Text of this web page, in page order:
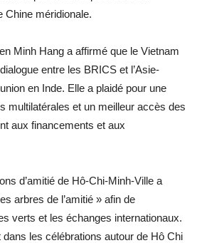
Chine méridionale.
Minh Hang a affirmé que le Vietnam
entre les BRICS et l’Asie-
en Inde. Elle a plaidé pour une
multilatérales et un meilleur accès des
aux financements et aux
d’amitié de Hô-Chi-Minh-Ville a
arbres de l’amitié » afin de
verts et les échanges internationaux.
dans les célébrations autour de Hô Chi